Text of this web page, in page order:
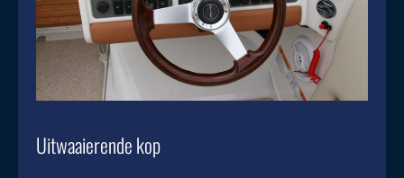
Uitwaaierende kop